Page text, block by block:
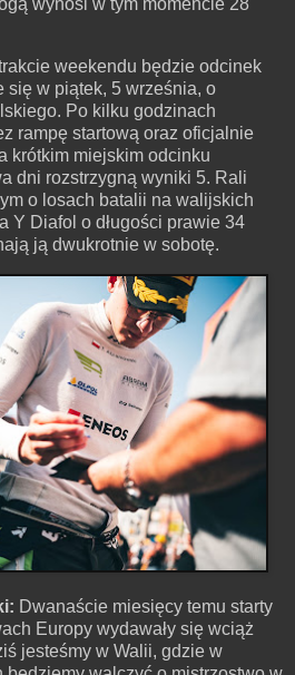
wynosi w tym momencie 28
weekendu będzie odcinek
się w piątek, 5 września, o
Po kilku godzinach
rampę startową oraz oficjalnie
krótkim miejskim odcinku
dni rozstrzygną wyniki 5. Rali
o losach batalii na walijskich
Y Diafol o długości prawie 34
ją dwukrotnie w sobotę.
Dwanaście miesięcy temu starty
Europy wydawały się wciąż
jesteśmy w Walii, gdzie w